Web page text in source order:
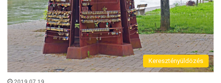
Keresztényüldözés